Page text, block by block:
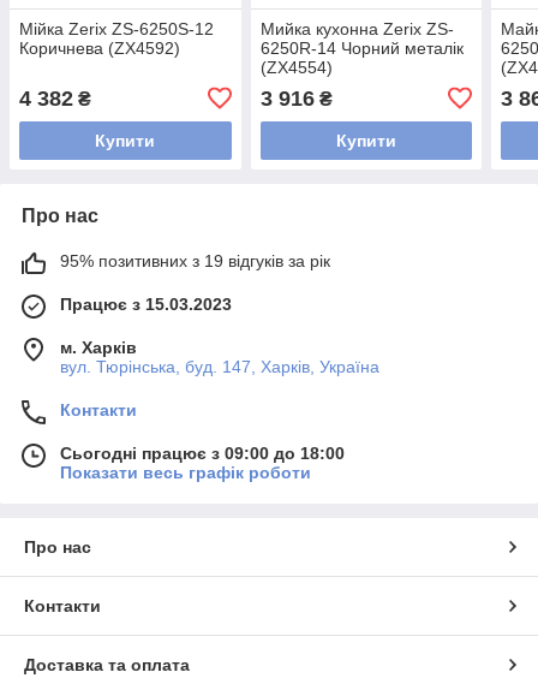
Мійка Zerix ZS-6250S-12
Коричнева (ZX4592)
4 382 ₴
Купити
Мийка кухонна Zerix ZS-
6250R-14 Чорний металік
(ZX4554)
3 916₴
Купити
3
Про нас
95% позитивних з 19 відгуків за рік
Працює з 15.03.2023
м. Харків
вул. Тюрінська, буд. 147, Харків, Україна
Контакти
Сьогодні працює з 09:00 до 18:00
Показати весь графік роботи
Про нас
Контакти
Доставка та оплата